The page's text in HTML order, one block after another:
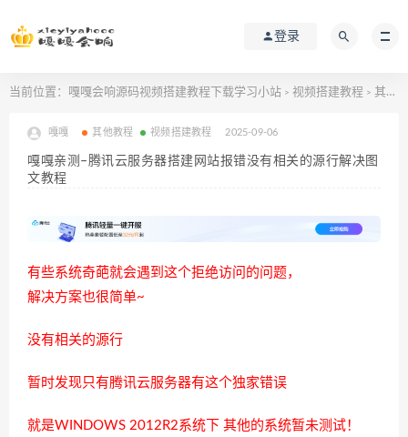
登录
当前位置： 嘎嘎会响源码视频搭建教程下载学习小站 > 视频搭建教程 > 其他教程
嘎嘎 其他教程 视频搭建教程 2025-09-06
嘎嘎亲测–腾讯云服务器搭建网站报错没有相关的源行解决图
文教程
有些系统奇葩就会遇到这个拒绝访问的问题，
解决方案也很简单~
没有相关的源行
暂时发现只有腾讯云服务器有这个独家错误
就是WINDOWS 2012R2系统下 其他的系统暂未测试！